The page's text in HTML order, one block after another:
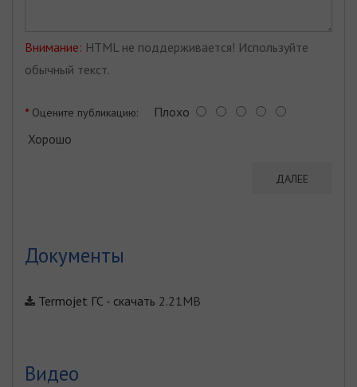
Внимание: HTML не поддерживается! Используйте
обычный текст.
Оцените публикацию: Плохо
Хорошо
ДАЛЕЕ
Документы
Termojet ГС - скачать 2.21MB
Видео